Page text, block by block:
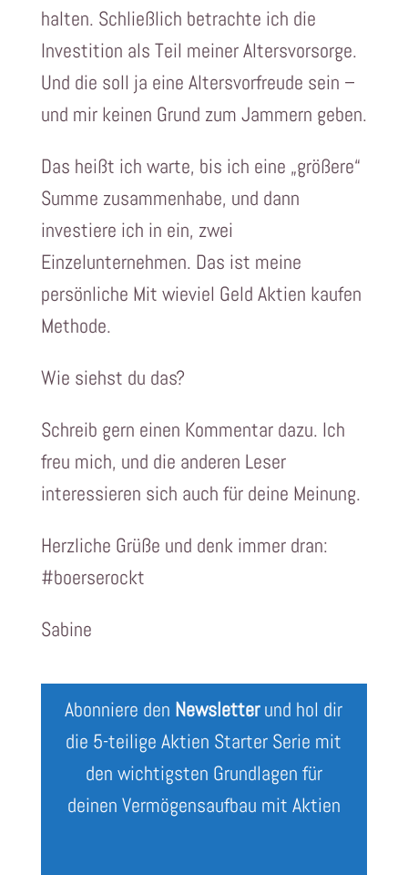
halten. Schließlich betrachte ich die
Investition als Teil meiner Altersvorsorge.
Und die soll ja eine Altersvorfreude sein –
und mir keinen Grund zum Jammern geben.
Das heißt ich warte, bis ich eine „größere“
Summe zusammenhabe, und dann
investiere ich in ein, zwei
Einzelunternehmen. Das ist meine
persönliche Mit wieviel Geld Aktien kaufen
Methode.
Wie siehst du das?
Schreib gern einen Kommentar dazu. Ich
freu mich, und die anderen Leser
interessieren sich auch für deine Meinung.
Herzliche Grüße und denk immer dran:
#boerserockt
Sabine
Abonniere den Newsletterund hol dir
die 5-teilige Aktien Starter Serie mit
den wichtigsten Grundlagen für
deinen Vermögensaufbau mit Aktien